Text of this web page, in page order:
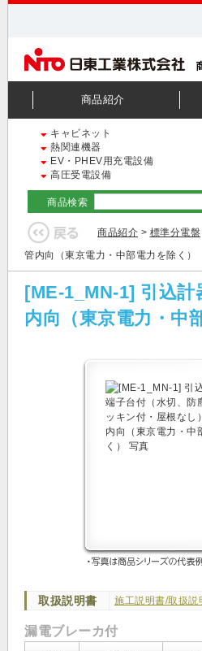
商品紹介
キャビネット
熱関連機器
EV・PHEV用充電設備
高圧受電設備
商品検索
商品紹介 > 標準分電盤
管内向（東京電力・中部電力を除く）
[ME-1_MN-1] 引込
内向（東京電力・中
取扱説明書 施工説明書/取扱
漏電ブレーカ付